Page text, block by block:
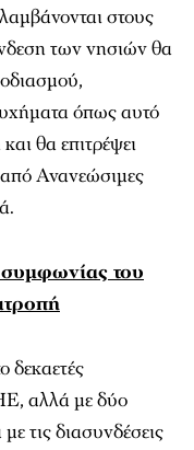
στους
των νησιών θα
όπως αυτό
θα επιτρέψει
Ανανεώσιμες
του
δεκαετές
αλλά με δύο
τις διασυνδέσεις